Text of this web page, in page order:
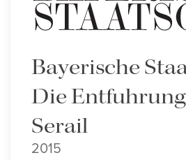
Bayerische
Die
Serail
2015